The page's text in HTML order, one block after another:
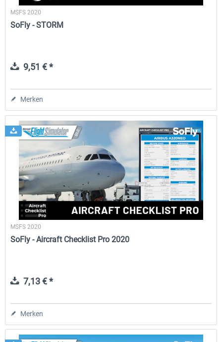
MSFS 2020
SoFly - STORM
9,51 € *
Merken
MSFS 2020
SoFly - Aircraft Checklist Pro 2020
7,13 € *
Merken